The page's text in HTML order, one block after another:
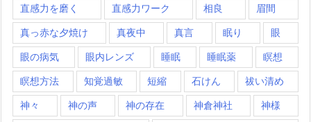
直感力を磨く 直感力ワーク 相良 眉間
真っ赤な夕焼け 真夜中 真言 眠り 眼
眼の病気 眼内レンズ 睡眠 睡眠薬 瞑想
瞑想方法 知覚過敏 短縮 石けん 祓い清め
神々 神の声 神の存在 神倉神社 神様